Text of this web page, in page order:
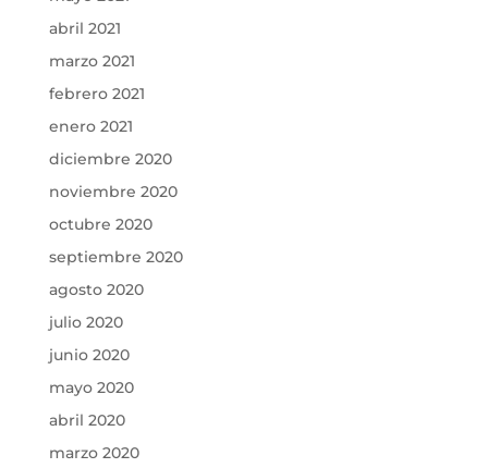
abril 2021
marzo 2021
febrero 2021
enero 2021
diciembre 2020
noviembre 2020
octubre 2020
septiembre 2020
agosto 2020
julio 2020
junio 2020
mayo 2020
abril 2020
marzo 2020